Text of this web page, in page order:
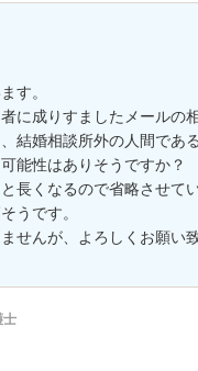
す。
に成りすましたメールの
結婚相談所外の人間であ
能性はありそうですか？
長くなるので省略させて
うです。
せんが、よろしくお願い致
士